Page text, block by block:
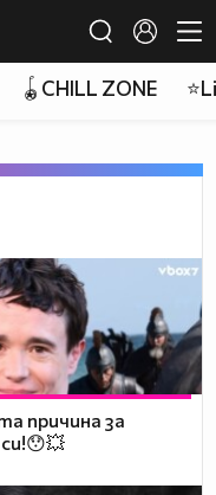
🪀CHILL ZONE
причина за